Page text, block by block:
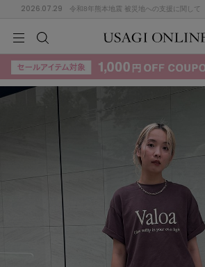
2026.07.29 令和8年熊本地震 被災地への支援に関して
検索
KIDSBABYBEAUTYLIFE STYLE
(715)
ス/ドレス (1179)
KIDSBABYBEAUTYLIFE STYLE
G
M N
U
Z
その
他